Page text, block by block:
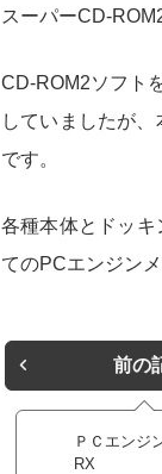
スーパーCD-
CD-ROM2ソフト
していましたが
です。
各種本体とドッ
てのPCエンジン
前の
ＰＣエンジ
RX